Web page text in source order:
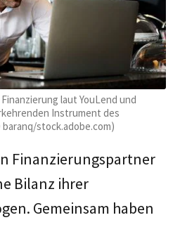
laut YouLend und
Instrument des
stock.adobe.com)
Finanzierungspartner
Bilanz ihrer
Gemeinsam haben